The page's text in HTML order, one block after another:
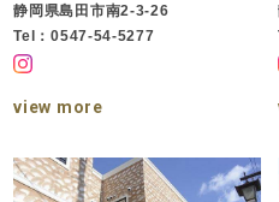
静岡県島田市南2-3-26
Tel：0547-54-5277
view more